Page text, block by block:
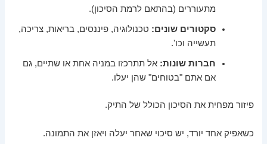
מתעוררים (בהתאם לרמת הסיכון).
סקטורים שונים: טכנולוגיה, פיננסים, בריאות, צריכה,
תעשייה וכו'.
חברות שונות: אל תתרכזו במניה אחת או שתיים, גם
אם אתם "בטוחים" שהן יעלו.
פיזור מפחית את הסיכון הכולל של התיק.
כשאפיק אחד יורד, יש סיכוי שאחר יעלה ויאזן את התמונה.